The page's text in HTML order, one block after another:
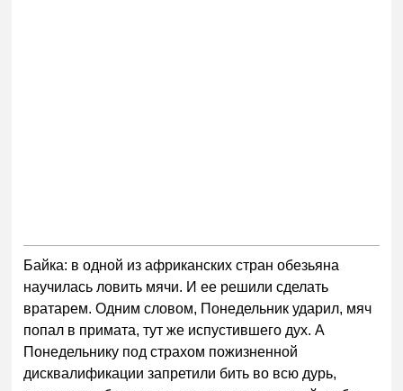
Байка: в одной из африканских стран обезьяна
научилась ловить мячи. И ее решили сделать
вратарем. Одним словом, Понедельник ударил, мяч
попал в примата, тут же испустившего дух. А
Понедельнику под страхом пожизненной
дисквалификации запретили бить во всю дурь,